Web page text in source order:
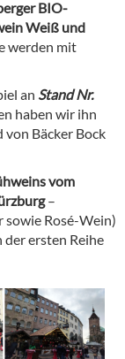
BIO-
Weiß und
werden mit
an Stand Nr.
haben wir ihn
von Bäcker Bock
vom
–
Rosé-Wein)
der ersten Reihe